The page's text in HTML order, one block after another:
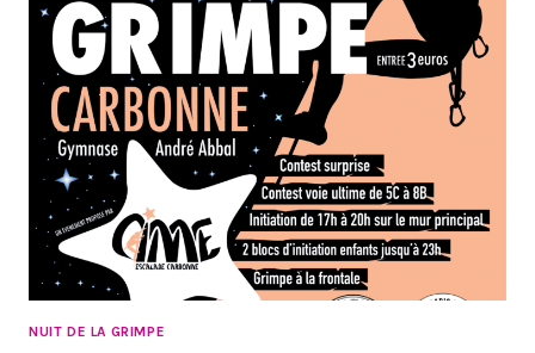
NUIT DE LA GRIMPE